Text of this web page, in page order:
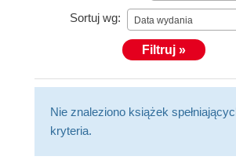
Sortuj wg: Data wydania
Filtruj »
Nie znaleziono książek
kryteria.